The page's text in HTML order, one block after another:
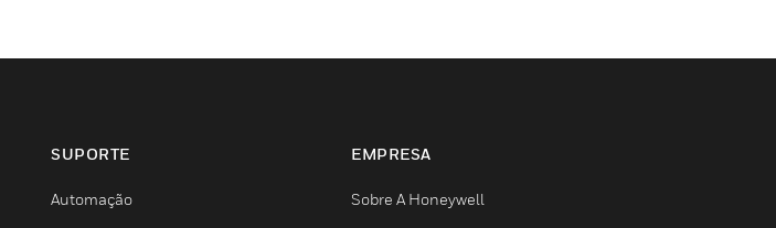
SUPORTE
Automação
EMPRESA
Sobre A Honeywell